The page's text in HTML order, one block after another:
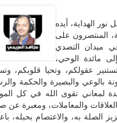
الهداية، أيده
المنتصرون على
في ميدان التصدي
إلى مائدة الوحي،
عقولكم، وتحيا قلوبكم،
بالوعي والبصيرة والحكمة
لمعاني تقوى الله في كل
والمعاملات، ومعبرة عن
الصلة به، والاعتصام بحبله،